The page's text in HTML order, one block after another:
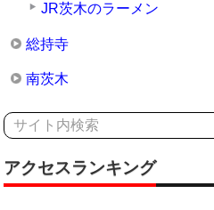
JR茨木のラーメン
総持寺
南茨木
アクセスランキング